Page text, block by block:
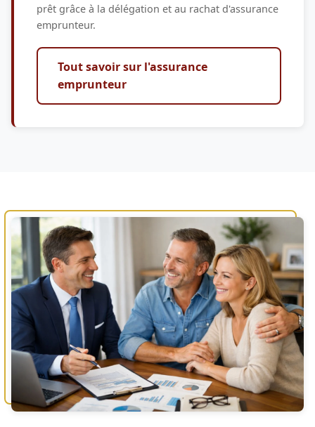
prêt grâce à la délégation et au rachat d'assurance
emprunteur.
Tout savoir sur l'assurance
emprunteur